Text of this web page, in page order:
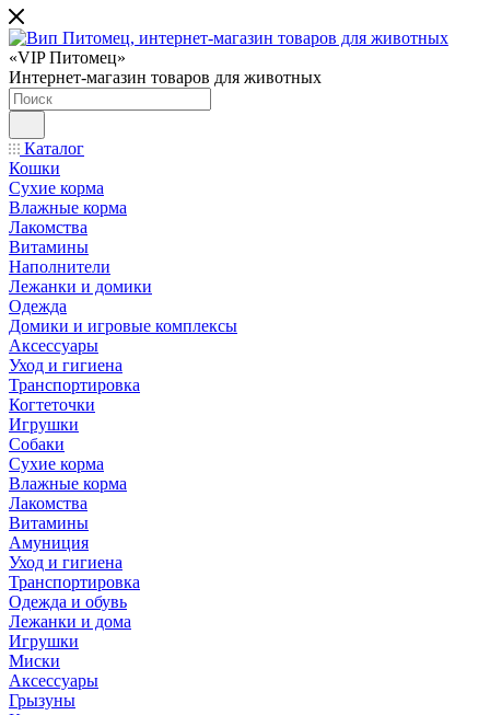
«VIP Питомец»
Интернет-магазин товаров для животных
Каталог
Кошки
Сухие корма
Влажные корма
Лакомства
Витамины
Наполнители
Лежанки и домики
Одежда
Домики и игровые комплексы
Аксессуары
Уход и гигиена
Транспортировка
Когтеточки
Игрушки
Собаки
Сухие корма
Влажные корма
Лакомства
Витамины
Амуниция
Уход и гигиена
Транспортировка
Одежда и обувь
Лежанки и дома
Игрушки
Миски
Аксессуары
Грызуны